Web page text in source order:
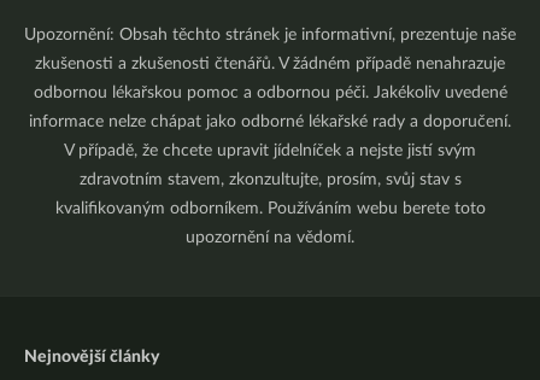
Upozornění: Obsah těchto stránek je informativní, prezentuje naše
zkušenosti a zkušenosti čtenářů. V žádném případě nenahrazuje
odbornou lékařskou pomoc a odbornou péči. Jakékoliv uvedené
informace nelze chápat jako odborné lékařské rady a doporučení.
V případě, že chcete upravit jídelníček a nejste jistí svým
zdravotním stavem, zkonzultujte, prosím, svůj stav s
kvalifikovaným odborníkem. Používáním webu berete toto
upozornění na vědomí.
Nejnovější články